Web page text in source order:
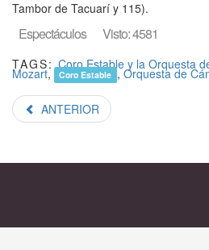
Tambor de Tacuarí y 115).
Espectáculos Visto: 4581
TAGS:Coro Estable y la Orquesta
Mozart, Coro Estable ,Orquesta de
ANTERIOR